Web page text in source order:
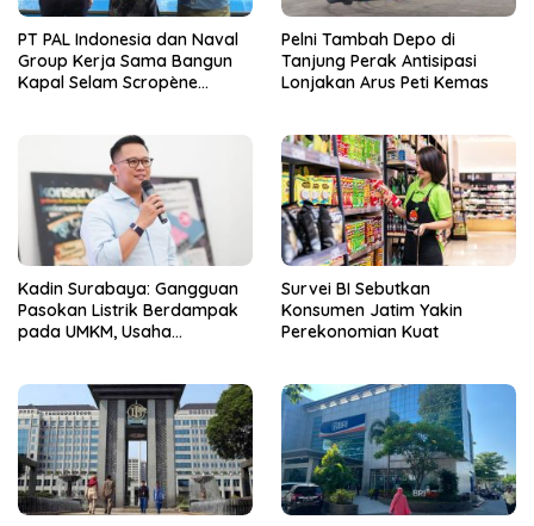
PT PAL Indonesia dan Naval
Group Kerja Sama Bangun
Kapal Selam Scropène
Pelni Tambah Depo di
Tanjung Perak Antisipasi
Lonjakan Arus Peti Kemas
Kadin Surabaya: Gangguan
Pasokan Listrik Berdampak
pada UMKM, Usaha
Survei BI Sebutkan
Konsumen Jatim Yakin
Perekonomian Kuat